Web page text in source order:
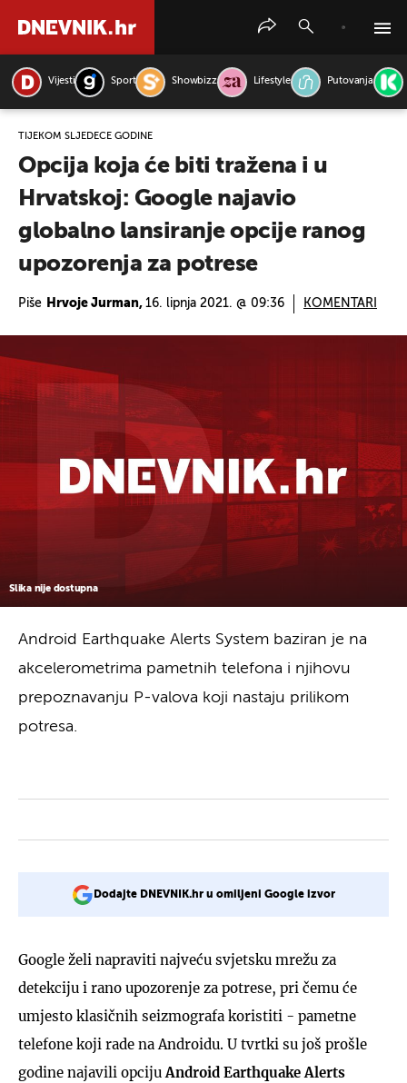
Vijesti Sport Showbizz Lifestyle Putovanja
TIJEKOM SLJEDEĆE GODINE
Opcija koja će biti tražena i u
Hrvatskoj: Google najavio
globalno lansiranje opcije ranog
upozorenja za potrese
Piše Hrvoje Jurman, 16. lipnja 2021. @ 09:36 KOMENTARI
Slika nije dostupna
Android Earthquake Alerts System baziran je na
akcelerometrima pametnih telefona i njihovu
prepoznavanju P-valova koji nastaju prilikom
potresa.
Dodajte DNEVNIK.hr u omiljeni Google izvor
Google želi napraviti najveću svjetsku mrežu za
detekciju i rano upozorenje za potrese, pri čemu će
umjesto klasičnih seizmografa koristiti - pametne
telefone koji rade na Androidu. U tvrtki su još prošle
godine najavili opciju Android Earthquake Alerts
PRETRAŽITE VIJESTI